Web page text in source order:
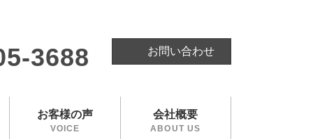
3688 お問い合わせ
お客様の声
VOICE
会社概要
ABOUT US